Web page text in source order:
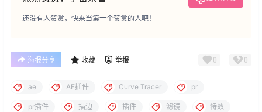
还没有人赞赏，快来当第一个赞赏的人吧！
海报分享 收藏 举报 0 0
ae AE插件 Curve Tracer pr
pr插件 描边 插件 滤镜 特效